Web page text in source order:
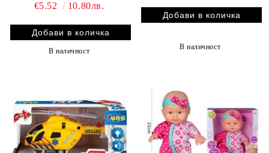
€5.52
10.80лв.
В наличност
В наличност